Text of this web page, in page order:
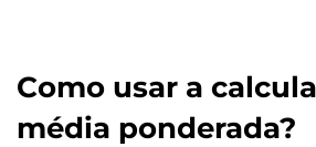
Como usar a
média ponderada?